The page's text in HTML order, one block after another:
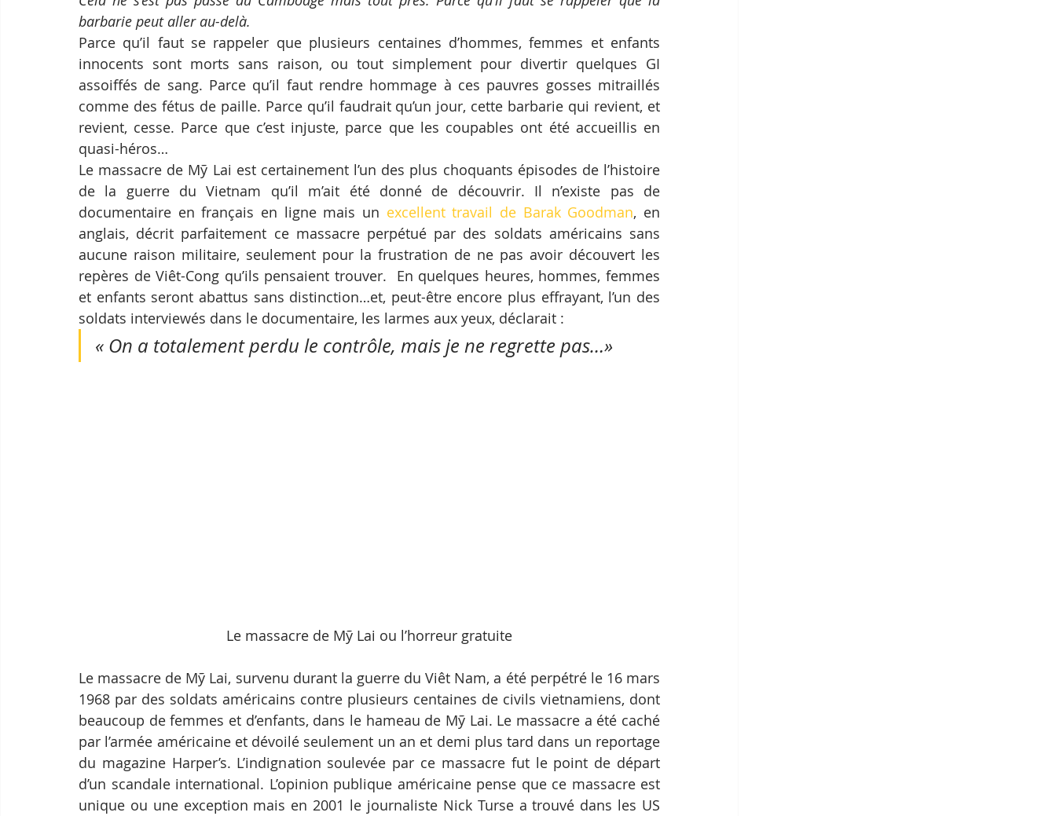
barbarie peut aller au-delà.
Parce qu’il faut se rappeler que plusieurs centaines d’hommes, femmes et enfants
innocents sont morts sans raison, ou tout simplement pour divertir quelques GI
assoiffés de sang. Parce qu’il faut rendre hommage à ces pauvres gosses mitraillés
comme des fétus de paille. Parce qu’il faudrait qu’un jour, cette barbarie qui revient, et
revient, cesse. Parce que c’est injuste, parce que les coupables ont été accueillis en
quasi-héros…
Le massacre de Mỹ Lai est certainement l’un des plus choquants épisodes de l’histoire
de la guerre du Vietnam qu’il m’ait été donné de découvrir. Il n’existe pas de
documentaire en français en ligne mais un excellent travail de Barak Goodman, en
anglais, décrit parfaitement ce massacre perpétué par des soldats américains sans
aucune raison militaire, seulement pour la frustration de ne pas avoir découvert les
repères de Viêt-Cong qu’ils pensaient trouver.  En quelques heures, hommes, femmes
et enfants seront abattus sans distinction…et, peut-être encore plus effrayant, l’un des
soldats interviewés dans le documentaire, les larmes aux yeux, déclarait :
« On a totalement perdu le contrôle, mais je ne regrette pas…»
Le massacre de Mỹ Lai ou l’horreur gratuite
Le massacre de Mỹ Lai, survenu durant la guerre du Viêt Nam, a été perpétré le 16 mars
1968 par des soldats américains contre plusieurs centaines de civils vietnamiens, dont
beaucoup de femmes et d’enfants, dans le hameau de Mỹ Lai. Le massacre a été caché
par l’armée américaine et dévoilé seulement un an et demi plus tard dans un reportage
du magazine Harper’s. L’indignation soulevée par ce massacre fut le point de départ
d’un scandale international. L’opinion publique américaine pense que ce massacre est
unique ou une exception mais en 2001 le journaliste Nick Turse a trouvé dans les US